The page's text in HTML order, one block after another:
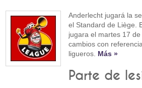
Anderlecht jugará la
el Standard de Liège.
jugara el martes 17
cambios con
ligueros. Más »
Parte de